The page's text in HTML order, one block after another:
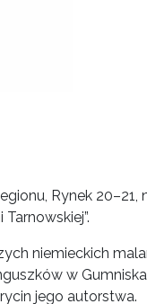
Rynek
niemieckich
w
jego autorstwa.